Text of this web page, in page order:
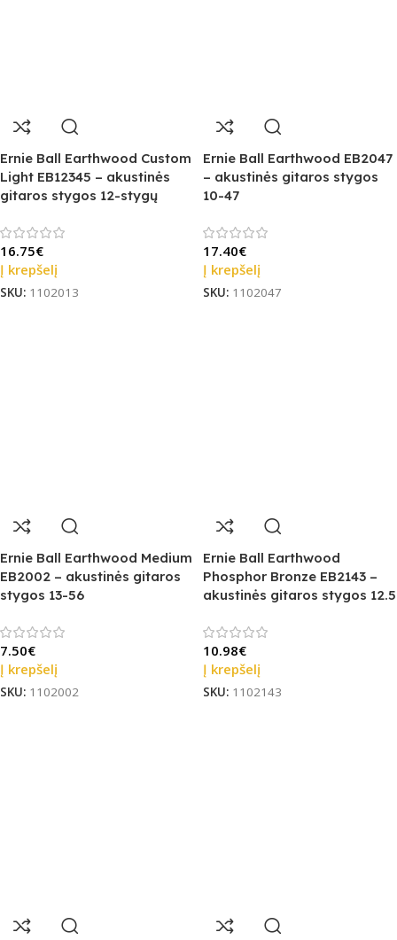
Ernie Ball Earthwood Custom
Light EB12345 – akustinės
gitaros stygos 12-stygų
16.75€
Į krepšelį
SKU: 1102013
Ernie Ball Earthwood EB2047
– akustinės gitaros stygos
10-47
17.40€
Į krepšelį
SKU: 1102047
Ernie Ball Earthwood Medium
EB2002 – akustinės gitaros
stygos 13-56
7.50€
Į krepšelį
SKU: 1102002
Ernie Ball Earthwood
Phosphor Bronze EB2143 –
akustinės gitaros stygos 12.5
10.98€
Į krepšelį
SKU: 1102143